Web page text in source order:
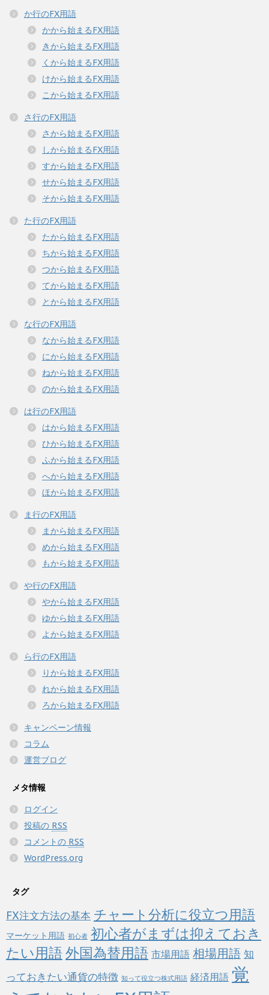
か行のFX用語
かから始まるFX用語
きから始まるFX用語
くから始まるFX用語
けから始まるFX用語
こから始まるFX用語
さ行のFX用語
さから始まるFX用語
しから始まるFX用語
すから始まるFX用語
せから始まるFX用語
そから始まるFX用語
た行のFX用語
たから始まるFX用語
ちから始まるFX用語
つから始まるFX用語
てから始まるFX用語
とから始まるFX用語
な行のFX用語
なから始まるFX用語
にから始まるFX用語
ねから始まるFX用語
のから始まるFX用語
は行のFX用語
はから始まるFX用語
ひから始まるFX用語
ふから始まるFX用語
へから始まるFX用語
ほから始まるFX用語
ま行のFX用語
まから始まるFX用語
めから始まるFX用語
もから始まるFX用語
や行のFX用語
やから始まるFX用語
ゆから始まるFX用語
よから始まるFX用語
ら行のFX用語
りから始まるFX用語
れから始まるFX用語
ろから始まるFX用語
キャンペーン情報
コラム
運営ブログ
メタ情報
ログイン
投稿の RSS
コメントの RSS
WordPress.org
タグ
FX注文方法の基本 チャート分析に役立つ用語
マーケット用語 初心者 初心者がまずは抑えておき
たい用語外国為替用語 市場用語 相場用語 知
っておきたい通貨の特徴 知って役立つ株式用語 経済用語 覚